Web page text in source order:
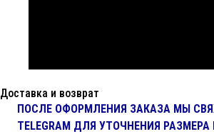
Доставка и возврат
ПОСЛЕ ОФОРМЛЕНИЯ ЗАКАЗА МЫ
TELEGRAM ДЛЯ УТОЧНЕНИЯ